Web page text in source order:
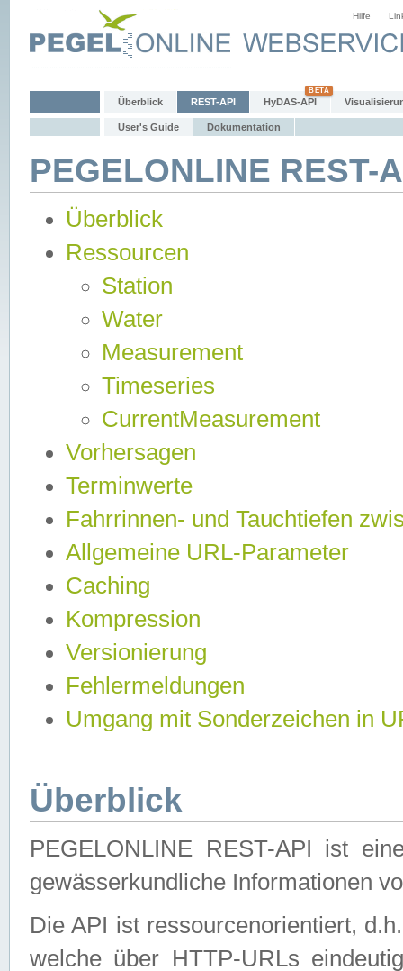
Hilfe
Überblick REST-API HyDAS-API
User's Guide Dokumentation
PEGELONLINE
Überblick
Ressourcen
Station
Water
Measurement
Timeseries
CurrentMeasurement
Vorhersagen
Terminwerte
Fahrrinnen- und Tauchtiefen
Allgemeine URL-Parameter
Caching
Kompression
Versionierung
Fehlermeldungen
Umgang mit Sonderzeichen in
Überblick
PEGELONLINE REST-API ist
gewässerkundliche Informationen
Die API ist ressourcenorientiert,
welche über HTTP-URLs